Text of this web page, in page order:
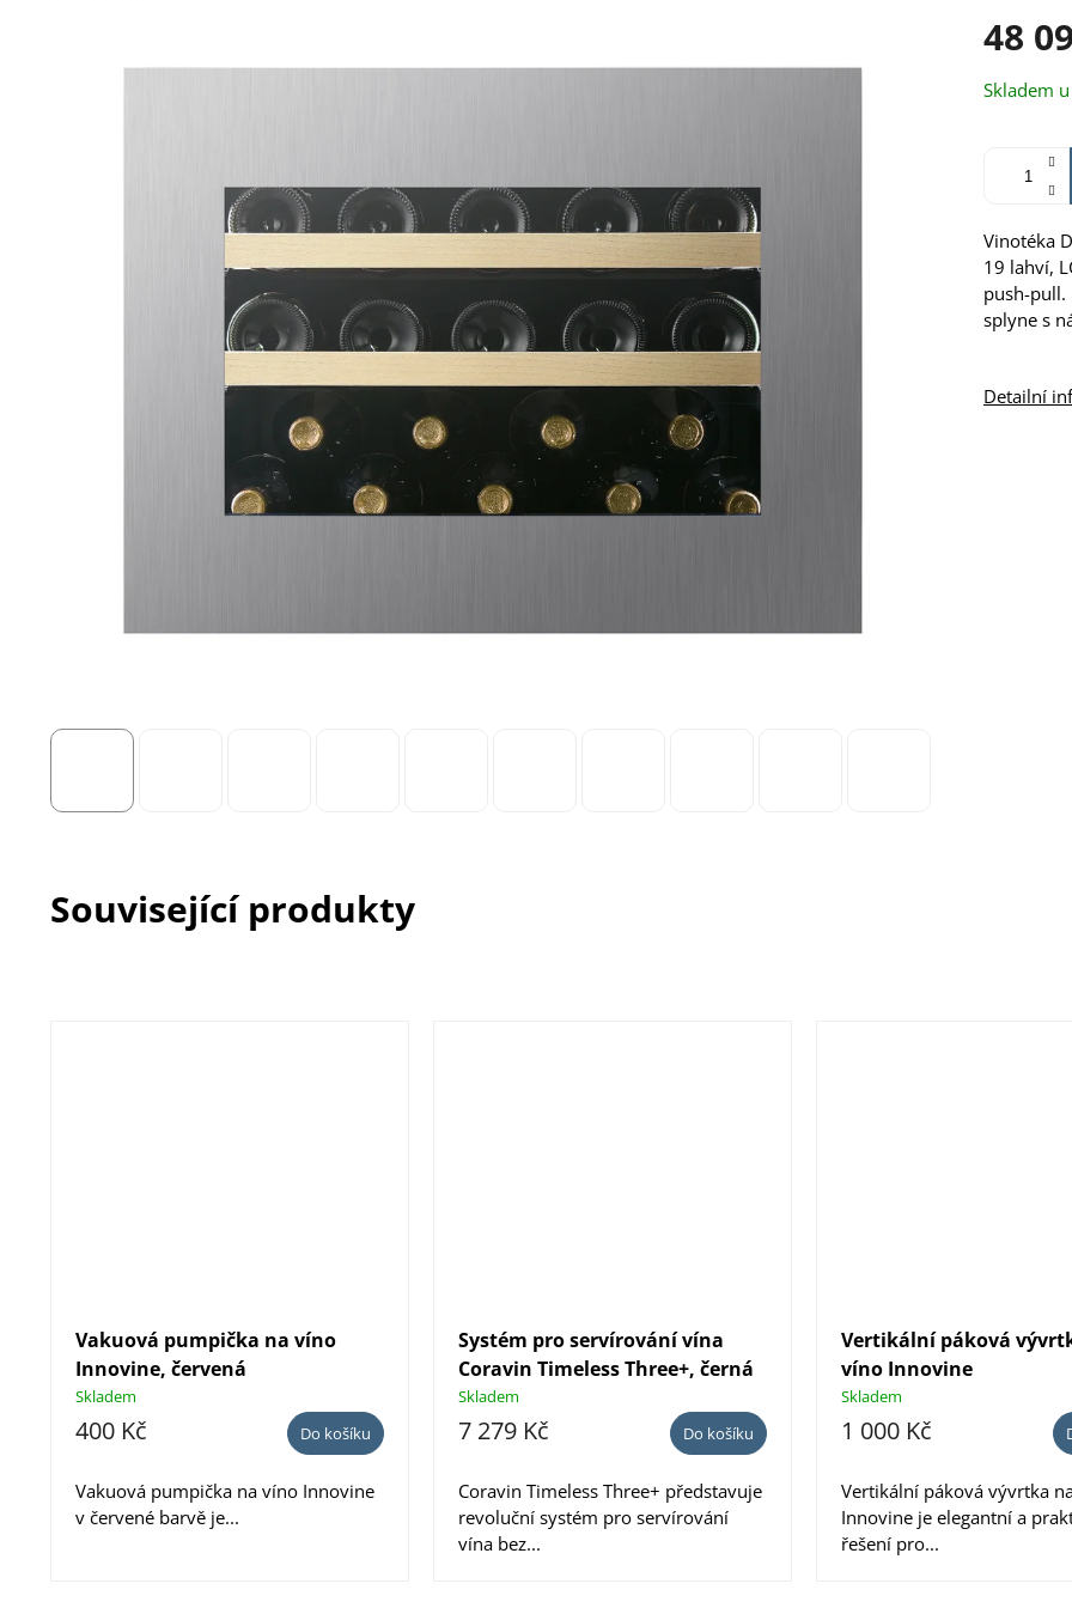
48
Měrná
cena:
Skladem
Vinotéka
19 lahví,
push-pull.
splyne s
Detailní
Související produkty
Vakuová pumpička na víno
Innovine, červená
Skladem
400 Kč Do košíku
Vakuová pumpička na víno Innovine
v červené barvě je...
Systém pro servírování vína
Coravin Timeless Three+, černá
Skladem
7 279 Kč Do košíku
Coravin Timeless Three+ představuje
revoluční systém pro servírování
vína bez...
Vertikální páková
víno Innovine
Skladem
1 000 Kč
Vertikální páková vývrtka
Innovine je elegantní a
řešení pro...